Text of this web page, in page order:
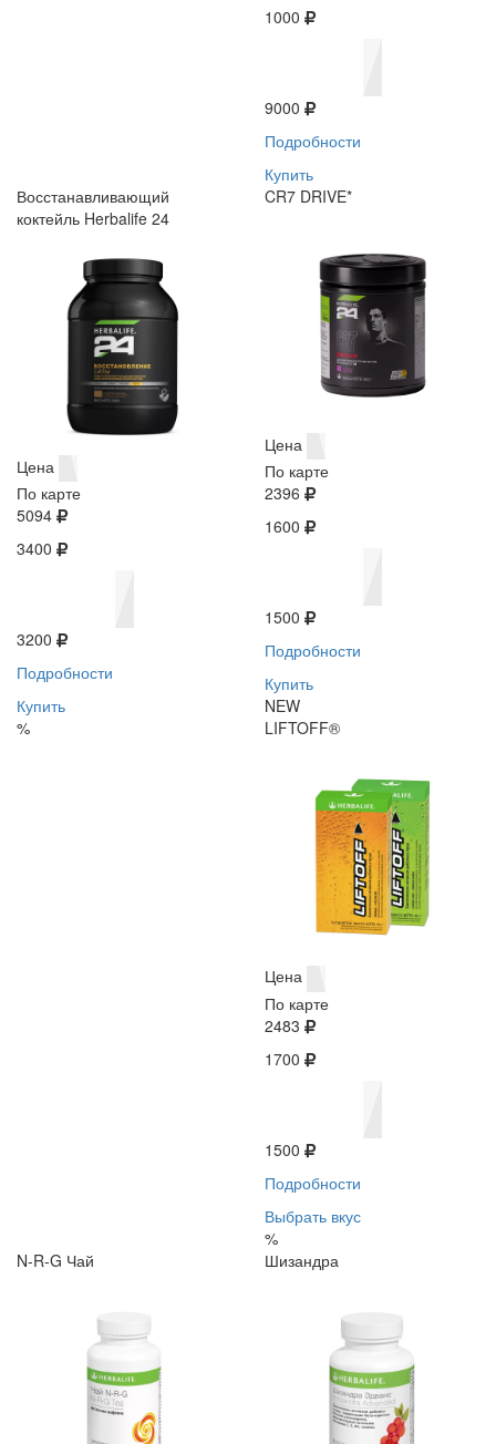
1000
9000
Подробности
Купить
Восстанавливающий
коктейль Herbalife 24
Цена
По карте
5094
3400
3200
Подробности
Купить
%
CR7 DRIVE*
Цена
По карте
2396
1600
1500
Подробности
Купить
NEW
LIFTOFF®
Цена
По карте
2483
1700
1500
Подробности
Выбрать вкус
%
N-R-G Чай
Шизандра